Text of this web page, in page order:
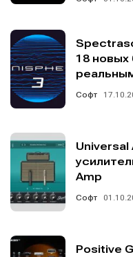
18 новых
Софт
Universal
Amp
Софт
Positive